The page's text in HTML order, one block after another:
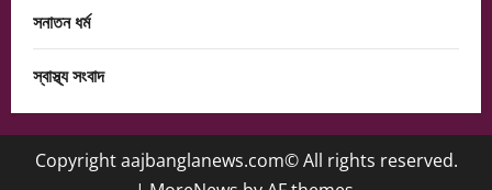
সনাতন ধর্ম
স্বাস্থ্য সংবাদ
Copyright aajbanglanews.com© All rights reserved.